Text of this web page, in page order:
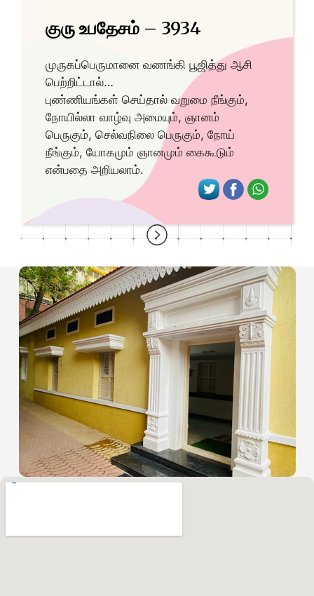
குரு உபதேசம் – 3934
முருகப்பெருமானை வணங்கி பூஜித்து ஆசி
பெற்றிட்டால்…
புண்ணியங்கள் செய்தால் வறுமை நீங்கும்,
நோயில்லா வாழ்வு அமையும், ஞானம்
பெருகும், செல்வநிலை பெருகும், நோய்
நீங்கும், யோகமும் ஞானமும் கைகூடும்
என்பதை அறியலாம்.